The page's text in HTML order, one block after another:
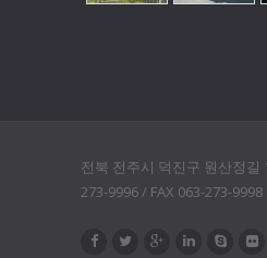
전북 전주시 덕진구 원산정길
273-9996 / FAX 063-273-9998